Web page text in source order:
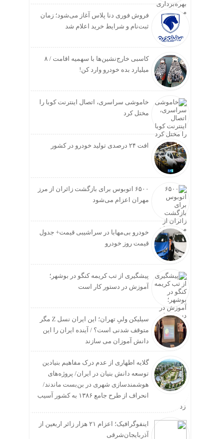
فروش فوری دنا پلاس آغاز می‌شود؛ زمان
ثبت‌نام و شرایط خرید اعلام شد
کاسبی خارج‌نشین‌ها با سهمیه اقامت / ۸
میلیارد بده خودرو وارد کن!
خاموشی سراسری، اتصال اینترنت کوبا را
مختل کرد
افت ۲۴ درصدی تولید خودرو در کشور
۶۵۰۰ اتوبوس برای بازگشت زائران از مرز
مهران اعزام می‌شود
خودرو بی‌مهابا در سراشیبی قیمت+ جدول
قیمت روز خودرو
پیشگیری از تب کریمه کنگو در بوشهر؛
آموزش در دستور کار است
سیلیکن ولیِ تهران؛ این ایران نسل Z مگر
متوقف شدنی است؟ / آینده ایران را این
دانش آموزان می سازند
گلایه اطهاری از عدم درک مفاهیم بنیادین
توسعه دانش بنیان در ایران/ پروژه‌های
هوشمندسازی شهری در بن‌بست ماندند/
انحراف از طرح جامع ۱۳۸۶ به کشور آسیب
زد
اینفوگرافیک؛ اعزام ۲۱ هزار زائر اربعین از
آذربایجان‌شرقی